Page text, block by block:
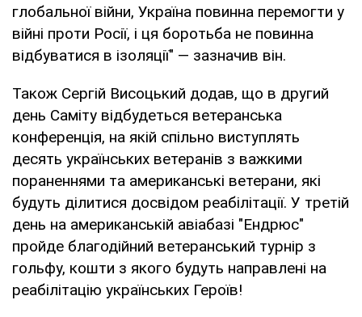
глобальної війни, Україна повинна перемогти у
війні проти Росії, і ця боротьба не повинна
відбуватися в ізоляції" — зазначив він.
Також Сергій Висоцький додав, що в другий
день Саміту відбудеться ветеранська
конференція, на якій спільно виступлять
десять українських ветеранів з важкими
пораненнями та американські ветерани, які
будуть ділитися досвідом реабілітації. У третій
день на американській авіабазі "Ендрюс"
пройде благодійний ветеранський турнір з
гольфу, кошти з якого будуть направлені на
реабілітацію українських Героїв!